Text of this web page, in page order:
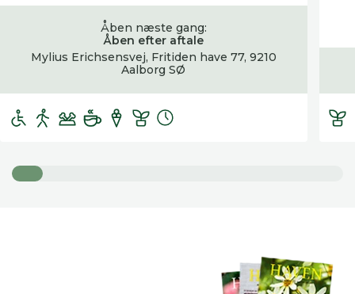
Åben næste gang:
Åben efter aftale
Mylius Erichsensvej, Fritiden have 77, 9210
Aalborg SØ